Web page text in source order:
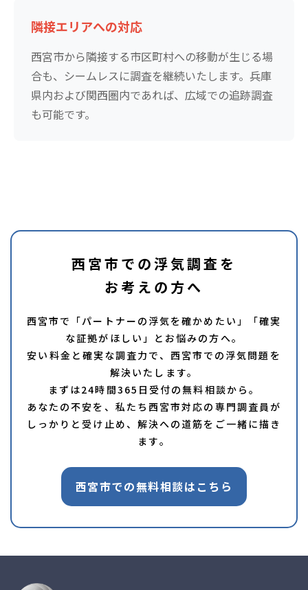
隣接エリアへの対応
西宮市から隣接する市区町村への移動が生じる場
合も、シームレスに調査を継続いたします。兵庫
県内および関西圏内であれば、広域での追跡調査
も可能です。
西宮市での浮気調査を
お考えの方へ
西宮市で「パートナーの浮気を確かめたい」「確実
な証拠がほしい」とお悩みの方へ。
安い料金と確実な調査力で、西宮市での浮気問題を
解決いたします。
まずは24時間365日受付の無料相談から。
あなたの不安を、私たち西宮市対応の専門調査員が
しっかりと受け止め、解決への道筋をご一緒に描き
ます。
西宮市での無料相談はこちら